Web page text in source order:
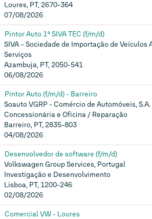
Loures, PT, 2670-364
07/08/2026
Pintor Auto 1ª SIVA TEC (f/m/d)
SIVA – Sociedade de Importação de Veículos
Serviços
Azambuja, PT, 2050-541
06/08/2026
Pintor Auto (f/m/d) - Barreiro
Soauto VGRP - Comércio de Automóveis, S.A.
Concessionária e Oficina / Reparação
Barreiro, PT, 2835-803
04/08/2026
Desenvolvedor de software (f/m/d)
Volkswagen Group Services, Portugal
Investigação e Desenvolvimento
Lisboa, PT, 1200-246
02/08/2026
Comercial VW - Loures